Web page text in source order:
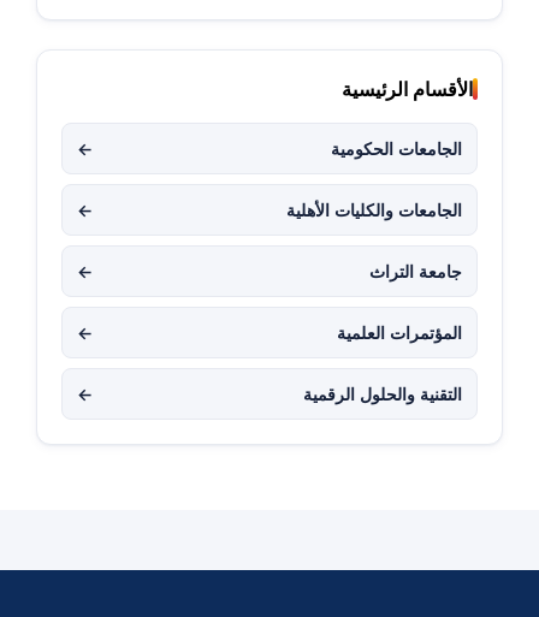
الأقسام الرئيسية
الجامعات الحكومية ←
الجامعات والكليات الأهلية ←
جامعة التراث ←
المؤتمرات العلمية ←
التقنية والحلول الرقمية ←